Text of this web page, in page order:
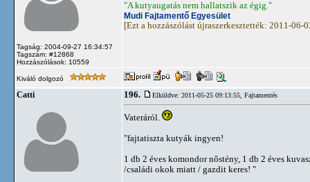
Tagság: 2004-09-27 16:34:57
Tagszám: #12868
Hozzászólások: 10559
"A kutyaugatás nem hallatszik az égig."
Mudi Fajtamentő Egyesület
[Ezt a hozzászólást újraszerkesztették: 2011-06-
Kiváló dolgozó
Catti 196. Elküldve: 2011-05-25 09:13:55, Fajtamentés
Vateráról.
"fajtatiszta kutyák ingyen!
1 db 2 éves komondor nőstény, 1 db 2 éves
/családi okok miatt / gazdit keres! "